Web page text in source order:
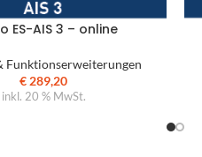
ES-AIS 3 – online
Funktionserweiterungen
€ 289,20
inkl. 20 % MwSt.